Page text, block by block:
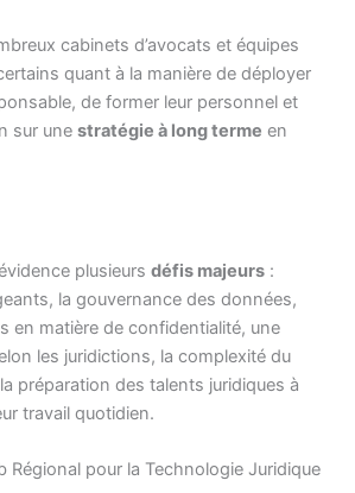
cabinets d’avocats et équipes
quant à la manière de déployer
de former leur personnel et
sur unestratégie à long terme en
plusieursdéfis majeurs :
la gouvernance des données,
en matière de confidentialité, une
les juridictions, la complexité du
préparation des talents juridiques à
travail quotidien.
Régional pour la Technologie Juridique